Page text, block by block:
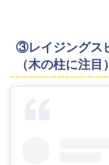
③レイジングス
（木の柱に注目）